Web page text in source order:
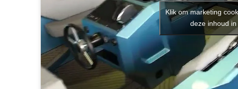
Klik om marketing
deze inhoud